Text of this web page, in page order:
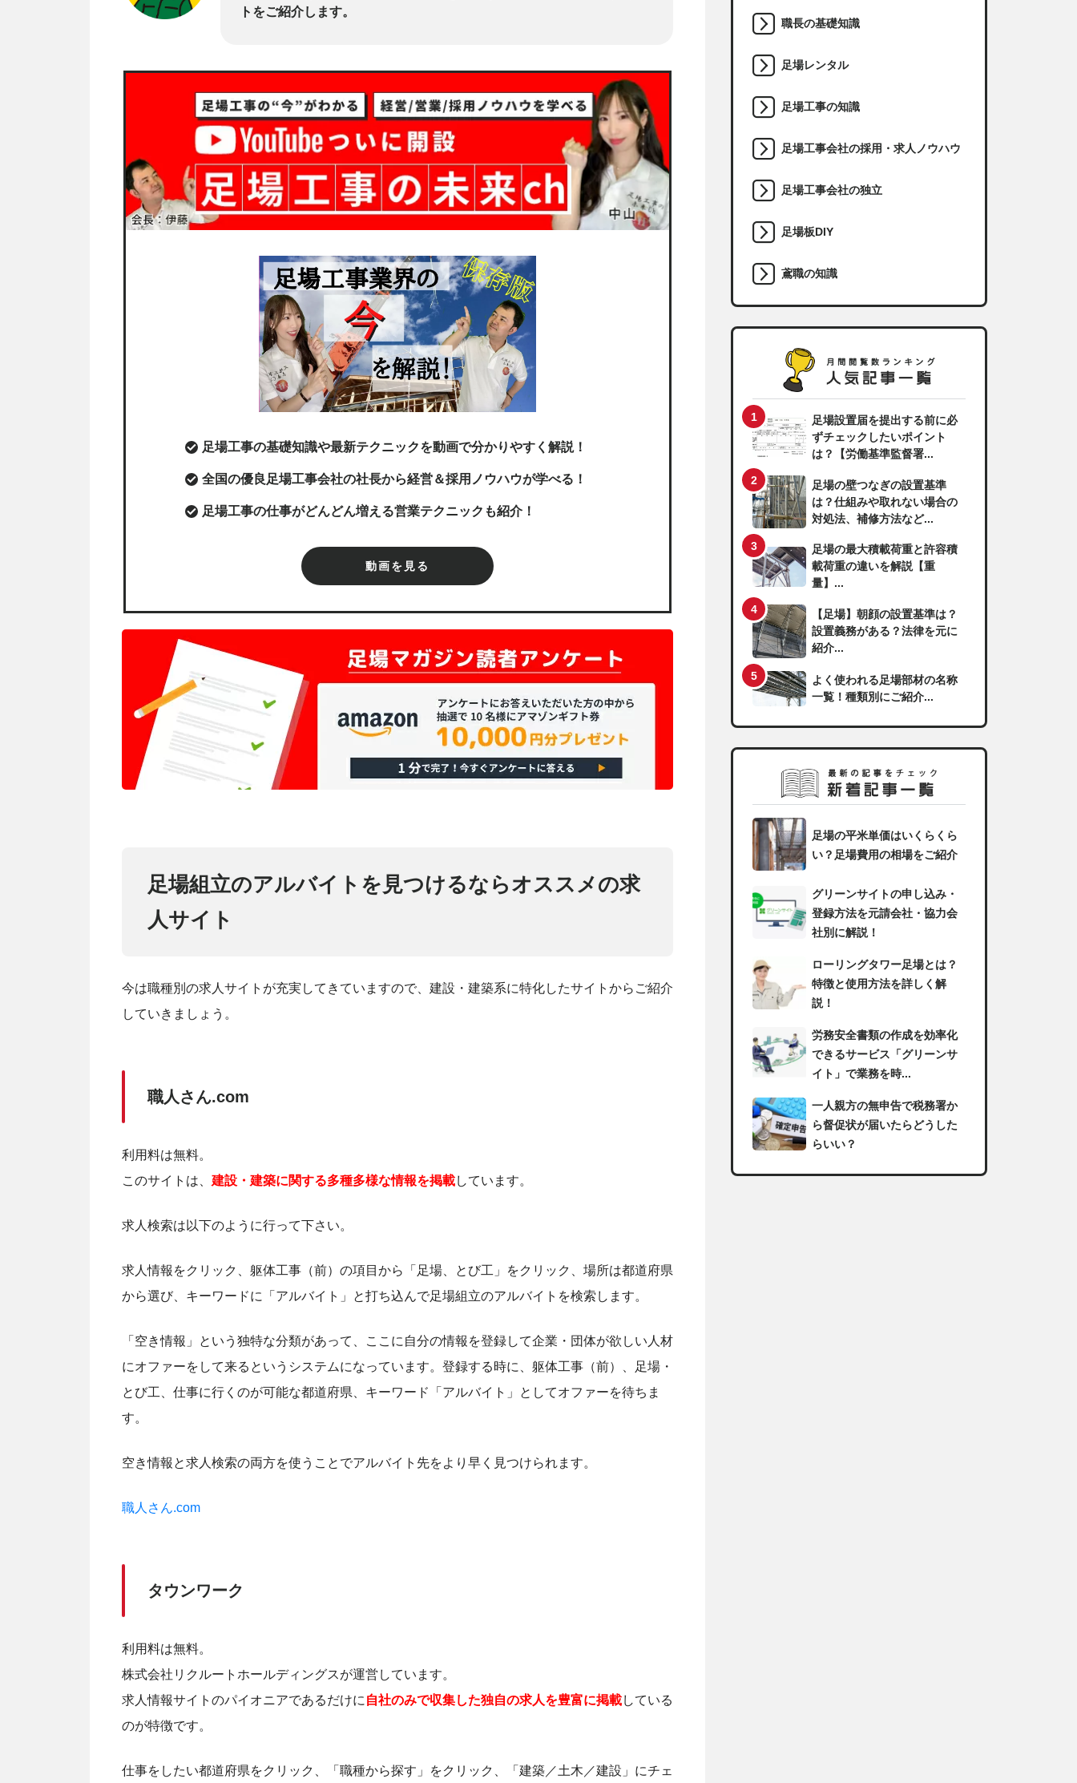
トをご紹介します。
足場工事の基礎知識や最新テクニックを動画で分かりやすく解説！
全国の優良足場工事会社の社長から経営＆採用ノウハウが学べる！
足場工事の仕事がどんどん増える営業テクニックも紹介！
動画を見る
足場組立のアルバイトを見つけるならオススメの求
人サイト
今は職種別の求人サイトが充実してきていますので、建設・建築系に特化したサイトからご紹介
していきましょう。
職人さん.com
利用料は無料。
このサイトは、 建設・建築に関する多種多様な情報を掲載しています。
求人検索は以下のように行って下さい。
求人情報をクリック、躯体工事（前）の項目から「足場、とび工」をクリック、場所は都道府県
から選び、キーワードに「アルバイト」と打ち込んで足場組立のアルバイトを検索します。
「空き情報」という独特な分類があって、ここに自分の情報を登録して企業・団体が欲しい人材
にオファーをして来るというシステムになっています。登録する時に、躯体工事（前）、足場・
とび工、仕事に行くのが可能な都道府県、キーワード「アルバイト」としてオファーを待ちま
す。
空き情報と求人検索の両方を使うことでアルバイト先をより早く見つけられます。
職人さん.com
タウンワーク
利用料は無料。
株式会社リクルートホールディングスが運営しています。
求人情報サイトのパイオニアであるだけに 自社のみで収集した独自の求人を豊富に掲載している
のが特徴です。
仕事をしたい都道府県をクリック、「職種から探す」をクリック、「建築／土木／建設」にチェ
職長の基礎知識
足場レンタル
足場工事の知識
足場工事会社の採用・求人ノウハウ
足場工事会社の独立
足場板DIY
鳶職の知識
足場設置届を提出する前に必
ずチェックしたいポイント
は？【労働基準監督署...
足場の壁つなぎの設置基準
は？仕組みや取れない場合の
対処法、補修方法など...
足場の最大積載荷重と許容積
載荷重の違いを解説【重
量】...
【足場】朝顔の設置基準は？
設置義務がある？法律を元に
紹介...
よく使われる足場部材の名称
一覧！種類別にご紹介...
足場の平米単価はいくらくら
い？足場費用の相場をご紹介
グリーンサイトの申し込み・
登録方法を元請会社・協力会
社別に解説！
ローリングタワー足場とは？
特徴と使用方法を詳しく解
説！
労務安全書類の作成を効率化
できるサービス「グリーンサ
イト」で業務を時...
一人親方の無申告で税務署か
ら督促状が届いたらどうした
らいい？
足場の組み立てに資格は必